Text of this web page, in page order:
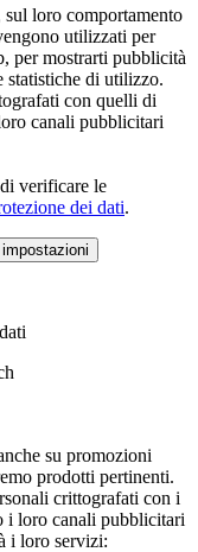
loro comportamento
utilizzati per
per mostrarti pubblicità
statistiche di utilizzo.
con quelli di
canali pubblicitari
verificare le
dei dati.
su promozioni
prodotti pertinenti.
crittografati con i
i loro canali pubblicitari
i loro servizi: